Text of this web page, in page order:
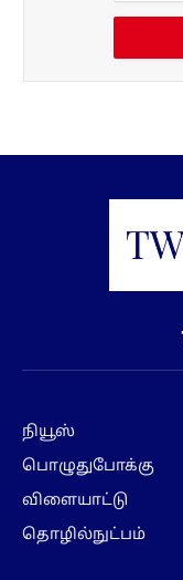
நியூஸ்
பொழுதுபோக்கு
விளையாட்டு
தொழில்நுட்பம்